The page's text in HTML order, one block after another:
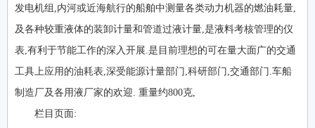
发电机组,内河或近海航行的船舶中测量各类动力机器的燃油耗量,
及各种较重液体的装卸计量和管道过液计量,是液料考核管理的仪
表,有利于节能工作的深入开展.是目前理想的可在量大面广的交通
工具上应用的油耗表,深受能源计量部门,科研部门,交通部门.车船
制造厂及各用液厂家的欢迎. 重量约800克,
栏目页面: